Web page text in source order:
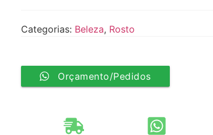
Categorias: Beleza, Rosto
Orçamento/Pedidos